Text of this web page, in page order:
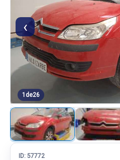
‹
1 de26
ID: 57772